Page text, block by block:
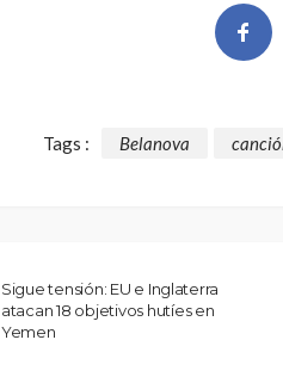
Tags : Belanova
Sigue tensión: EU e Inglaterra
atacan 18 objetivos hutíes en
Yemen